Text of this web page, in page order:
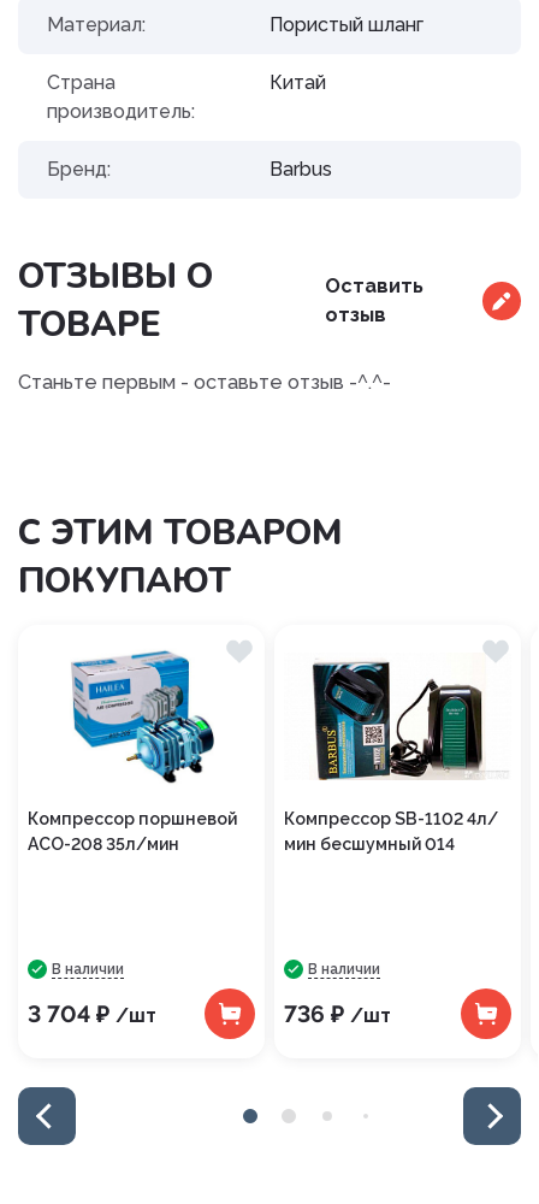
Материал: Пористый шланг
Страна
производитель:
Китай
Бренд: Barbus
ОТЗЫВЫ О
ТОВАРЕ
Оставить
отзыв
Станьте первым - оставьте отзыв -^.^-
С ЭТИМ ТОВАРОМ
ПОКУПАЮТ
Компрессор поршневой
АСО-208 35л/мин
В наличии
3 704 ₽ /шт
Компрессор SB-1102 4л/
мин бесшумный 014
В наличии
736 ₽ /шт